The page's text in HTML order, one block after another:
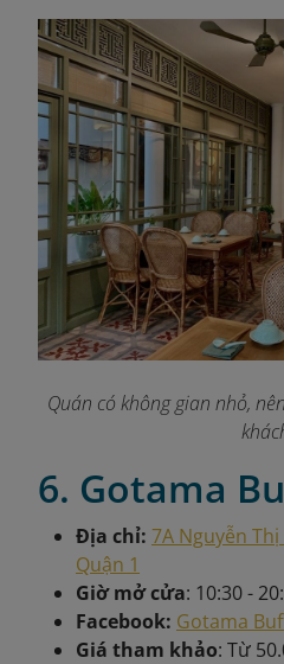
Quán có không gian nhỏ,
6. Gotama
Địa chỉ: 7A Nguyễn
Quận 1
Giờ mở cửa: 10:30 -
Facebook: Gotama
Giá tham khảo: Từ